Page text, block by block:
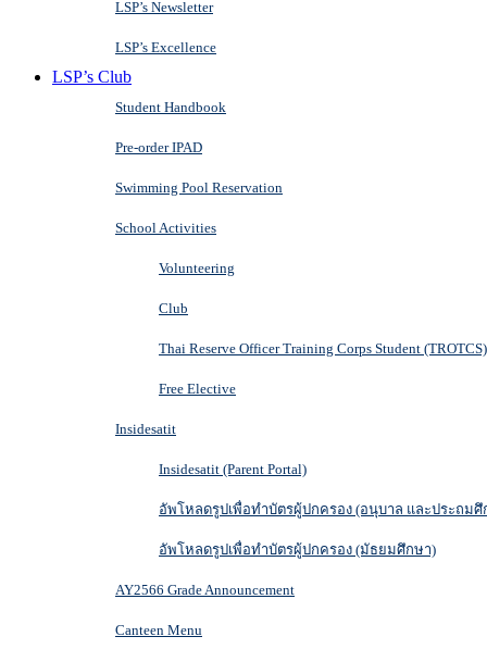
LSP’s Newsletter
LSP’s Excellence
LSP’s Club
Student Handbook
Pre-order IPAD
Swimming Pool Reservation
School Activities
Volunteering
Club
Thai Reserve Officer Training Corps Student (TROTCS)
Free Elective
Insidesatit
Insidesatit (Parent Portal)
อัพโหลดรูปเพื่อทำบัตรผู้ปกครอง (อนุบาล และประถมศึ
อัพโหลดรูปเพื่อทำบัตรผู้ปกครอง (มัธยมศึกษา)
AY2566 Grade Announcement
Canteen Menu